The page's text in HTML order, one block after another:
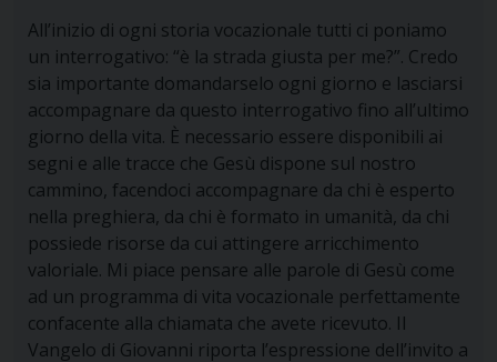
All’inizio di ogni storia vocazionale tutti ci poniamo
un interrogativo: “è la strada giusta per me?”. Credo
sia importante domandarselo ogni giorno e lasciarsi
accompagnare da questo interrogativo fino all’ultimo
giorno della vita. È necessario essere disponibili ai
segni e alle tracce che Gesù dispone sul nostro
cammino, facendoci accompagnare da chi è esperto
nella preghiera, da chi è formato in umanità, da chi
possiede risorse da cui attingere arricchimento
valoriale. Mi piace pensare alle parole di Gesù come
ad un programma di vita vocazionale perfettamente
confacente alla chiamata che avete ricevuto. Il
Vangelo di Giovanni riporta l’espressione dell’invito a